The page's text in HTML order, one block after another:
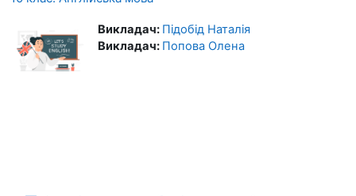
Викладач: Підобід Наталія
Викладач: Попова Олена